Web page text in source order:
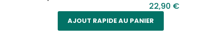
22,90 €
AJOUT RAPIDE AU PANIER